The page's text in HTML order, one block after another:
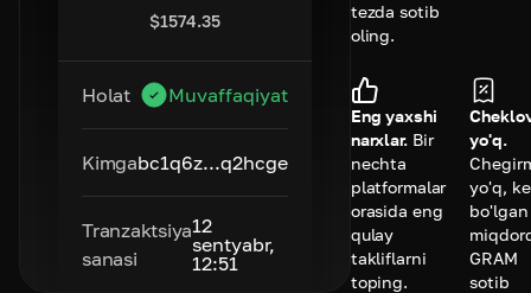
$1574.35
Holat Muvaffaqiyat
Kimgabc1q6z...q2hcge
Tranzaktsiya
sanasi
12
sentyabr,
12:51
tezda sotib
oling.
Eng yaxshi
narxlar. Bir
nechta
platformalar
orasida eng
qulay
takliflarni
toping.
yo'q.
yo'q,
bo'lgan
GRAM
sotib